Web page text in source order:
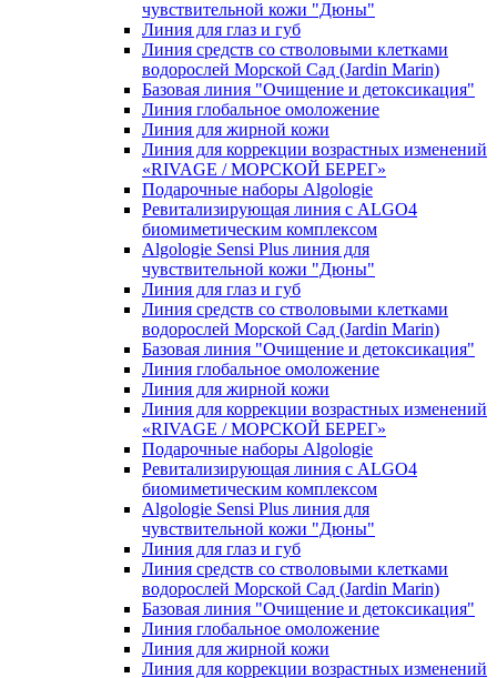
чувcтвительной кожи "Дюны"
Линия для глаз и губ
Линия средств со стволовыми клетками
водорослей Морской Сад (Jardin Marin)
Базовая линия "Очищение и детоксикация"
Линия глобальное омоложение
Линия для жирной кожи
Линия для коррекции возрастных изменений
«RIVAGE / МОРСКОЙ БЕРЕГ»
Подарочные наборы Algologie
Ревитализирующая линия с ALGO4
биомиметическим комплексом
Algologie Sensi Plus линия для
чувcтвительной кожи "Дюны"
Линия для глаз и губ
Линия средств со стволовыми клетками
водорослей Морской Сад (Jardin Marin)
Базовая линия "Очищение и детоксикация"
Линия глобальное омоложение
Линия для жирной кожи
Линия для коррекции возрастных изменений
«RIVAGE / МОРСКОЙ БЕРЕГ»
Подарочные наборы Algologie
Ревитализирующая линия с ALGO4
биомиметическим комплексом
Algologie Sensi Plus линия для
чувcтвительной кожи "Дюны"
Линия для глаз и губ
Линия средств со стволовыми клетками
водорослей Морской Сад (Jardin Marin)
Базовая линия "Очищение и детоксикация"
Линия глобальное омоложение
Линия для жирной кожи
Линия для коррекции возрастных изменений